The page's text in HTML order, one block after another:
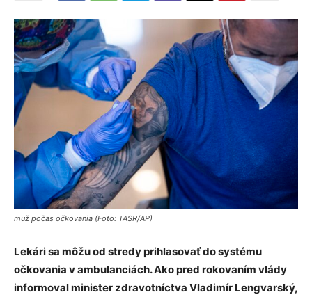
muž počas očkovania (Foto: TASR/AP)
Lekári sa môžu od stredy prihlasovať do systému
očkovania v ambulanciách. Ako pred rokovaním vlády
informoval minister zdravotníctva Vladimír Lengvarský,